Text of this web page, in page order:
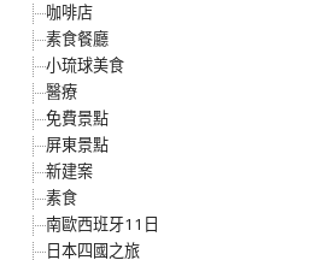
咖啡店
素食餐廳
小琉球美食
醫療
免費景點
屏東景點
新建案
素食
南歐西班牙11日
日本四國之旅